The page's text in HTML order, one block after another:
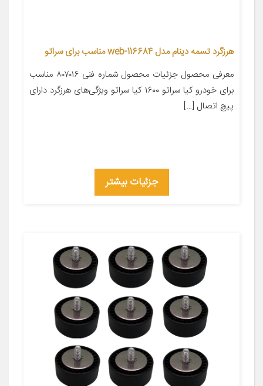
هرزگرد تسمه دینام مدل web-116684 مناسب برای سراتو
معرفی محصول جزئیات محصول شماره فنی ۸۰۷۰۱۶ مناسب
برای خودرو کیا سراتو ۱۶۰۰ کیا سراتو ویژگی‌های هرزگرد دارای
پیچ اتصال […]
جزئیات بیشتر